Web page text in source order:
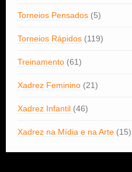
Torneios Pensados (5)
Torneios Rápidos (119)
Treinamento (61)
Xadrez Feminino (21)
Xadrez Infantil (46)
Xadrez na Mídia e na Arte (15)